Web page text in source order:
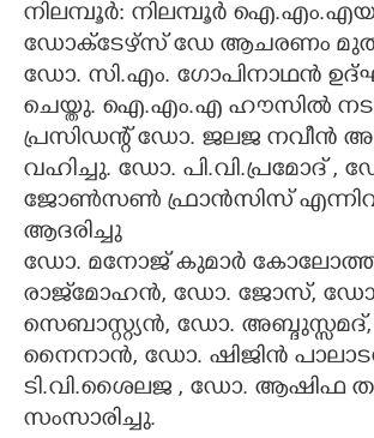
ZOOM
CONTACT US
നിലമ്പൂർ: നിലമ്പൂർ
ഡോക്ടേഴ്സ് ഡേ ആചരണം
ഡോ. സി.എം. ഗോപിനാഥൻ
ചെയ്തു. ഐ.എം.എ ഹൗസിൽ
പ്രസിഡന്റ് ഡോ. ജലജ നവീൻ
വഹിച്ചു. ഡോ. പി.വി.പ്രമോദ് ,
ജോൺസൺ ഫ്രാൻസിസ്
ആദരിച്ചു
ഡോ. മനോജ് കുമാർ കോലോത്ത്,
രാജ്‌മോഹൻ, ഡോ. ജോസ്, ഡോ.
സെബാസ്റ്റ്യൻ, ഡോ.
നൈനാൻ, ഡോ. ഷിജിൻ
ടി.വി.ശൈലജ , ഡോ. ആഷിഫ
സംസാരിച്ചു.